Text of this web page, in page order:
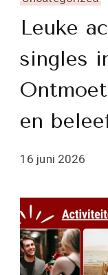
Leuke
singles
en
16 juni 2026